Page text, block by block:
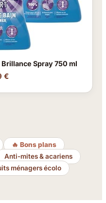
Spray 750 ml
€
🔥 Bons plans
Anti-mites & acariens
ménagers écolo